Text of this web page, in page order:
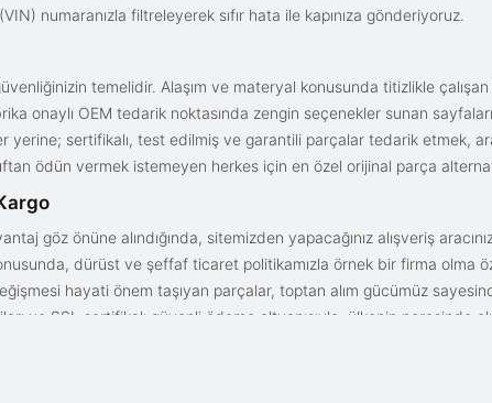
numaranızla filtreleyerek sıfır hata ile kapınıza gönderiyoruz.
temelidir. Alaşım ve materyal konusunda titizlikle
onaylı OEM tedarik noktasında zengin seçenekler sunan
sertifikalı, test edilmiş ve garantili parçalar tedarik etmek,
ödün vermek istemeyen herkes için en özel orijinal parça
göz önüne alındığında, sitemizden yapacağınız alışveriş
dürüst ve şeffaf ticaret politikamızla örnek bir firma olma
hayati önem taşıyan parçalar, toptan alım gücümüz
ve SSL sertifikalı güvenli ödeme altyapısıyla; ülkenin neresinde
uygun fiyat avantajıyla parça kalitesini birleştirmek için doğru